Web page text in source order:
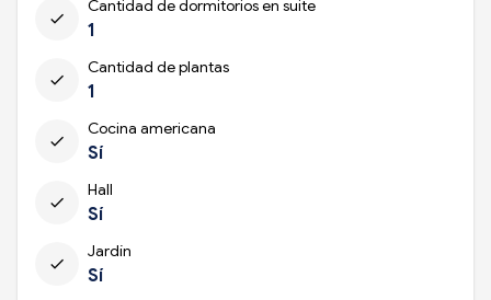
check
Cantidad de dormitorios en suite
1
check
Cantidad de plantas
1
check
Cocina americana
Sí
check
Hall
Sí
check
Jardín
Sí